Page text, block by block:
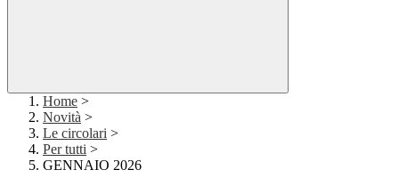
Home >
Novità >
Le circolari >
Per tutti >
GENNAIO 2026